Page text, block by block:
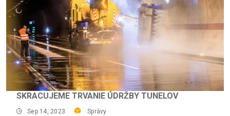
SKRACUJEME TRVANIE ÚDRŽBY TUNELOV
Sep 14, 2023 Správy